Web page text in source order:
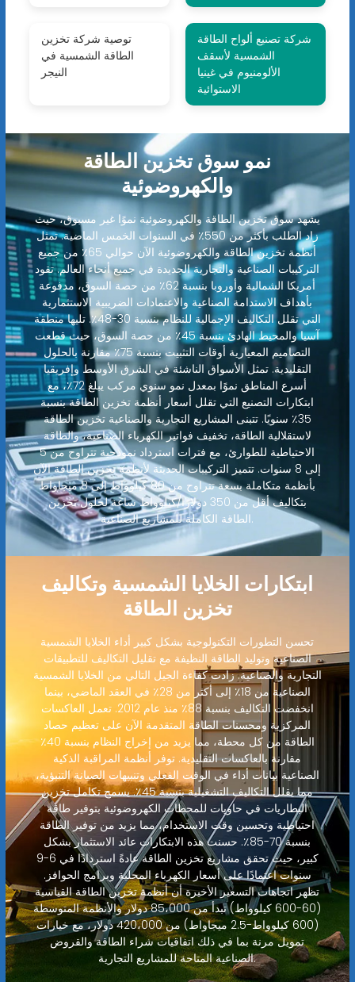
توصية شركة تخزين
الطاقة الشمسية في
النيجر
شركة تصنيع ألواح الطاقة
الشمسية لأسقف
الألومنيوم في غينيا
الاستوائية
نمو سوق تخزين الطاقة
والكهروضوئية
يشهد سوق تخزين الطاقة والكهروضوئية نموًا غير مسبوق، حيث
زاد الطلب بأكثر من 550٪ في السنوات الخمس الماضية. تمثل
أنظمة تخزين الطاقة والكهروضوئية الآن حوالي 65٪ من جميع
التركيبات الصناعية والتجارية الجديدة في جميع أنحاء العالم. تقود
أمريكا الشمالية وأوروبا بنسبة 62٪ من حصة السوق، مدفوعة
بأهداف الاستدامة الصناعية والاعتمادات الضريبية الاستثمارية
التي تقلل التكاليف الإجمالية للنظام بنسبة 30-48٪. تليها منطقة
آسيا والمحيط الهادئ بنسبة 45٪ من حصة السوق، حيث قطعت
التصاميم المعيارية أوقات التثبيت بنسبة 75٪ مقارنة بالحلول
التقليدية. تمثل الأسواق الناشئة في الشرق الأوسط وإفريقيا
أسرع المناطق نموًا بمعدل نمو سنوي مركب يبلغ 72٪، مع
ابتكارات التصنيع التي تقلل أسعار أنظمة تخزين الطاقة بنسبة
35٪ سنويًا. تتبنى المشاريع التجارية والصناعية تخزين الطاقة
لاستقلالية الطاقة، تخفيف فواتير الكهرباء الصناعية، والطاقة
الاحتياطية للطوارئ، مع فترات استرداد نموذجية تتراوح من 5
إلى 8 سنوات. تتميز التركيبات الحديثة لأنظمة تخزين الطاقة الآن
بأنظمة متكاملة بسعة تتراوح من 80 كيلوواط إلى 8 ميجاواط
بتكاليف أقل من 350 دولارًا/كيلوواط ساعة لحلول تخزين
الطاقة الكاملة للمشاريع الصناعية.
ابتكارات الخلايا الشمسية وتكاليف
تخزين الطاقة
تحسن التطورات التكنولوجية بشكل كبير أداء الخلايا الشمسية
الصناعية وتوليد الطاقة النظيفة مع تقليل التكاليف للتطبيقات
التجارية والصناعية. زادت كفاءة الجيل التالي من الخلايا الشمسية
الصناعية من 18٪ إلى أكثر من 28٪ في العقد الماضي، بينما
انخفضت التكاليف بنسبة 88٪ منذ عام 2012. تعمل العاكسات
المركزية ومحسنات الطاقة المتقدمة الآن على تعظيم حصاد
الطاقة من كل محطة، مما يزيد من إخراج النظام بنسبة 40٪
مقارنة بالعاكسات التقليدية. توفر أنظمة المراقبة الذكية
الصناعية بيانات أداء في الوقت الفعلي وتنبيهات الصيانة التنبؤية،
مما يقلل التكاليف التشغيلية بنسبة 45٪. يسمح تكامل تخزين
البطاريات في حاويات للمحطات الكهروضوئية بتوفير طاقة
احتياطية وتحسين وقت الاستخدام، مما يزيد من توفير الطاقة
بنسبة 70-85٪. حسنت هذه الابتكارات عائد الاستثمار بشكل
كبير، حيث تحقق مشاريع تخزين الطاقة عادةً استردادًا في 6-9
سنوات اعتمادًا على أسعار الكهرباء المحلية وبرامج الحوافز.
تظهر اتجاهات التسعير الأخيرة أن أنظمة تخزين الطاقة القياسية
(60-600 كيلوواط) تبدأ من 85،000 دولار والأنظمة المتوسطة
(600 كيلوواط-2.5 ميجاواط) من 420،000 دولار، مع خيارات
تمويل مرنة بما في ذلك اتفاقيات شراء الطاقة والقروض
الصناعية المتاحة للمشاريع التجارية.